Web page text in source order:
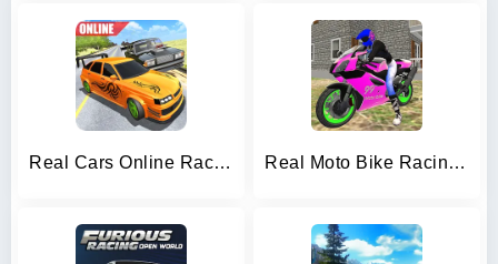
Real Cars Online Racing Real Moto Bike Racing Game